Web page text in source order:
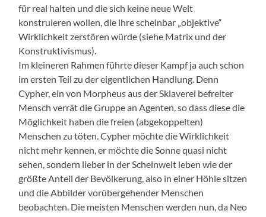
für real halten und die sich keine neue Welt
konstruieren wollen, die ihre scheinbar „objektive“
Wirklichkeit zerstören würde (siehe Matrix und der
Konstruktivismus).
Im kleineren Rahmen führte dieser Kampf ja auch schon
im ersten Teil zu der eigentlichen Handlung. Denn
Cypher, ein von Morpheus aus der Sklaverei befreiter
Mensch verrät die Gruppe an Agenten, so dass diese die
Möglichkeit haben die freien (abgekoppelten)
Menschen zu töten. Cypher möchte die Wirklichkeit
nicht mehr kennen, er möchte die Sonne quasi nicht
sehen, sondern lieber in der Scheinwelt leben wie der
größte Anteil der Bevölkerung, also in einer Höhle sitzen
und die Abbilder vorübergehender Menschen
beobachten. Die meisten Menschen werden nun, da Neo